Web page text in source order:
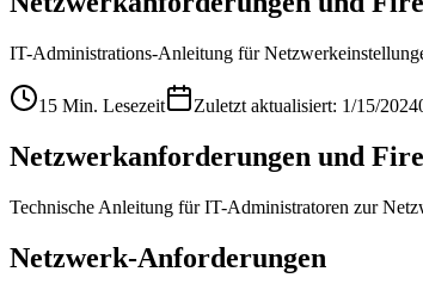
IT-Administrations-Anleitung für
15 Min. Lesezeit Zuletzt aktualisiert: 1/15/2024
Netzwerkanforderungen und
Technische Anleitung für IT-Administratoren zur
Netzwerk-Anforderungen